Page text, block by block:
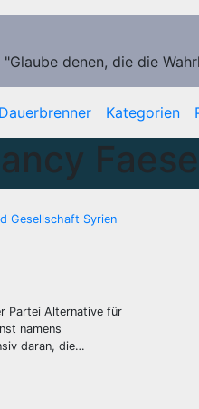
"Glaube denen, die die
Dauerbrenner Kategorien
Gesellschaft Syrien
Partei Alternative für
namens
daran, die…